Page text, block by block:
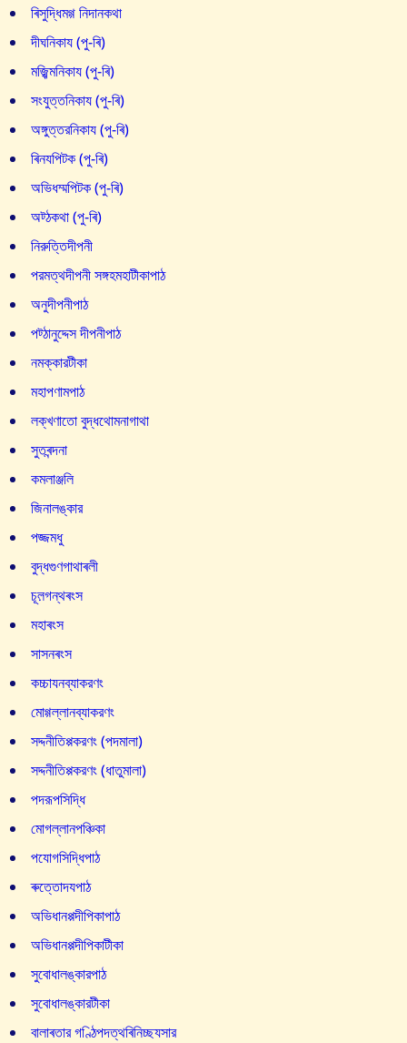
ৰিসুদ্ধিমগ্গ নিদানকথা
দীঘনিকায (পু-ৰি)
মজ্ঝিমনিকায (পু-ৰি)
সংযুত্তনিকায (পু-ৰি)
অঙ্গুত্তরনিকায (পু-ৰি)
ৰিনযপিটক (পু-ৰি)
অভিধম্মপিটক (পু-ৰি)
অট্ঠকথা (পু-ৰি)
নিরুত্তিদীপনী
পরমত্থদীপনী সঙ্গহমহাটীকাপাঠ
অনুদীপনীপাঠ
পট্ঠানুদ্দেস দীপনীপাঠ
নমক্কারটীকা
মহাপণামপাঠ
লক্খণাতো বুদ্ধথোমনাগাথা
সুতৰন্দনা
কমলাঞ্জলি
জিনালঙ্কার
পজ্জমধু
বুদ্ধগুণগাথাৰলী
চূল়গন্থৰংস
মহাৰংস
সাসনৰংস
কচ্চাযনব্যাকরণং
মোগ্গল্লানব্যাকরণং
সদ্দনীতিপ্পকরণং (পদমালা)
সদ্দনীতিপ্পকরণং (ধাতুমালা)
পদরূপসিদ্ধি
মোগল্লানপঞ্চিকা
পযোগসিদ্ধিপাঠ
ৰুত্তোদযপাঠ
অভিধানপ্পদীপিকাপাঠ
অভিধানপ্পদীপিকাটীকা
সুবোধালঙ্কারপাঠ
সুবোধালঙ্কারটীকা
বালাৰতার গণ্ঠিপদত্থৰিনিচ্ছযসার